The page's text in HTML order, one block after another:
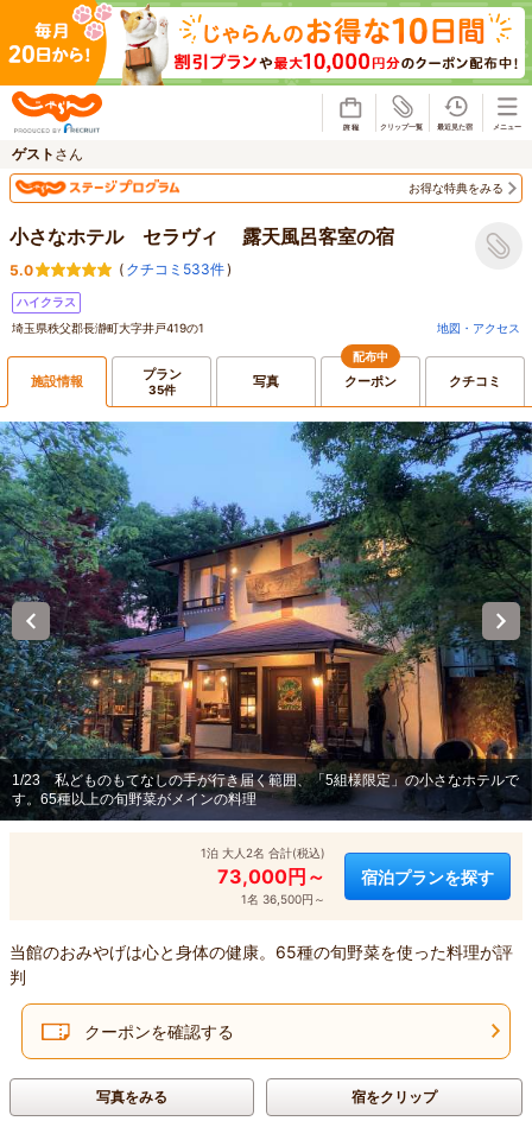
ゲスト さん
お得な特典をみる
小さなホテル セラヴィ 露天風呂客室の宿
5.0 ( クチコミ533件)
ハイクラス
埼玉県秩父郡長瀞町大字井戸419の1
地図・アクセス
施設情報 プラン
35件 写真
配布中
クーポン クチコミ
1/23
私どものもてなしの手が行き届く範囲、「5組様限定」の小さなホテルで
す。65種以上の旬野菜がメインの料理
1泊 大人2名 合計(税込)
73,000円～
1名 36,500円～
宿泊プランを探す
当館のおみやげは心と身体の健康。65種の旬野菜を使った料理が評
判
クーポンを確認する
写真をみる 宿をクリップ